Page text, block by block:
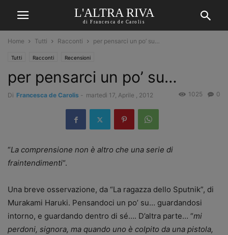
L'ALTRA RIVA
di Francesca de Carolis
Home Tutti Racconti per pensarci un po’ su…
Tutti Racconti Recensioni
per pensarci un po’ su…
Di Francesca de Carolis - martedì 17, Aprile , 2012 0
1025
“La comprensione non è altro che una serie di
fraintendimenti“.
Una breve osservazione, da “La ragazza dello Sputnik”, di
Murakami Haruki. Pensandoci un po’ su… guardandosi
intorno, e guardando dentro di sé…. D’altra parte… “mi
perdoni, signora, ma quando uno è colpito da una pistola,